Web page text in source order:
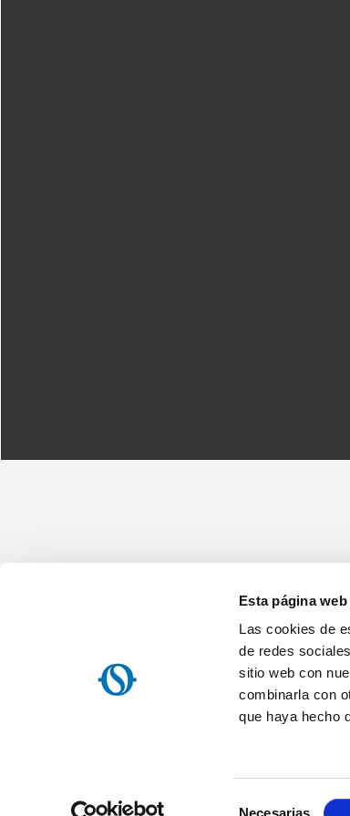
Esta página
Las cookies de
de redes
sitio web con
combinarla con
que haya hecho
Necesarias
Olimpia Splendid Iberica, SL
Avenida Anselmo Lorenzo, 1 - 28830 San Fernando
NIF: ES B84644186
Home
Nota
Acuerdo de servicio de la OS Home / Olimpia